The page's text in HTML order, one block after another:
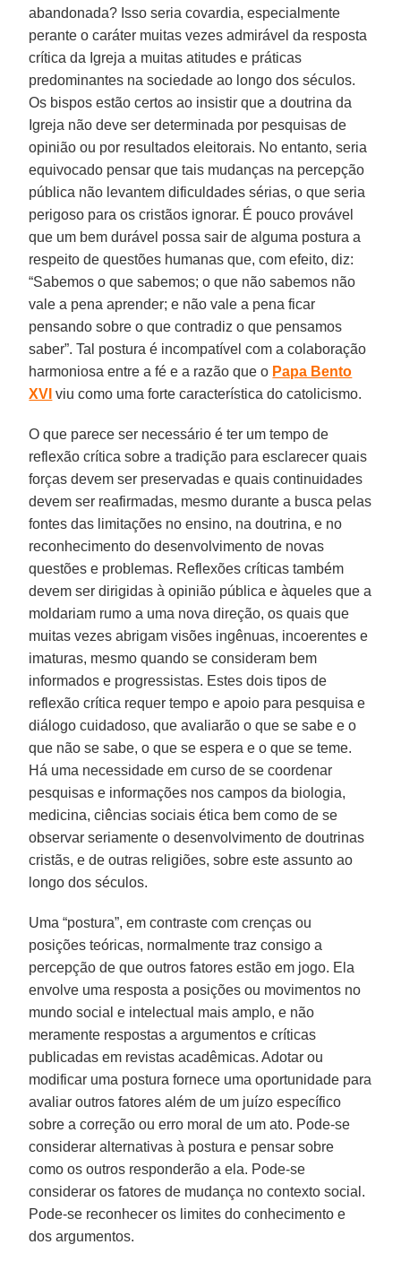
abandonada? Isso seria covardia, especialmente
perante o caráter muitas vezes admirável da resposta
crítica da Igreja a muitas atitudes e práticas
predominantes na sociedade ao longo dos séculos.
Os bispos estão certos ao insistir que a doutrina da
Igreja não deve ser determinada por pesquisas de
opinião ou por resultados eleitorais. No entanto, seria
equivocado pensar que tais mudanças na percepção
pública não levantem dificuldades sérias, o que seria
perigoso para os cristãos ignorar. É pouco provável
que um bem durável possa sair de alguma postura a
respeito de questões humanas que, com efeito, diz:
“Sabemos o que sabemos; o que não sabemos não
vale a pena aprender; e não vale a pena ficar
pensando sobre o que contradiz o que pensamos
saber”. Tal postura é incompatível com a colaboração
harmoniosa entre a fé e a razão que o Papa Bento
XVI viu como uma forte característica do catolicismo.
O que parece ser necessário é ter um tempo de
reflexão crítica sobre a tradição para esclarecer quais
forças devem ser preservadas e quais continuidades
devem ser reafirmadas, mesmo durante a busca pelas
fontes das limitações no ensino, na doutrina, e no
reconhecimento do desenvolvimento de novas
questões e problemas. Reflexões críticas também
devem ser dirigidas à opinião pública e àqueles que a
moldariam rumo a uma nova direção, os quais que
muitas vezes abrigam visões ingênuas, incoerentes e
imaturas, mesmo quando se consideram bem
informados e progressistas. Estes dois tipos de
reflexão crítica requer tempo e apoio para pesquisa e
diálogo cuidadoso, que avaliarão o que se sabe e o
que não se sabe, o que se espera e o que se teme.
Há uma necessidade em curso de se coordenar
pesquisas e informações nos campos da biologia,
medicina, ciências sociais ética bem como de se
observar seriamente o desenvolvimento de doutrinas
cristãs, e de outras religiões, sobre este assunto ao
longo dos séculos.
Uma “postura”, em contraste com crenças ou
posições teóricas, normalmente traz consigo a
percepção de que outros fatores estão em jogo. Ela
envolve uma resposta a posições ou movimentos no
mundo social e intelectual mais amplo, e não
meramente respostas a argumentos e críticas
publicadas em revistas acadêmicas. Adotar ou
modificar uma postura fornece uma oportunidade para
avaliar outros fatores além de um juízo específico
sobre a correção ou erro moral de um ato. Pode-se
considerar alternativas à postura e pensar sobre
como os outros responderão a ela. Pode-se
considerar os fatores de mudança no contexto social.
Pode-se reconhecer os limites do conhecimento e
dos argumentos.